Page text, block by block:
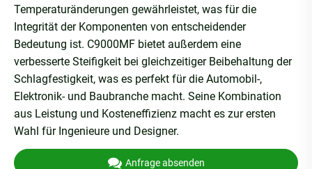
Temperaturänderungen gewährleistet, was für die
Integrität der Komponenten von entscheidender
Bedeutung ist. C9000MF bietet außerdem eine
verbesserte Steifigkeit bei gleichzeitiger Beibehaltung der
Schlagfestigkeit, was es perfekt für die Automobil-,
Elektronik- und Baubranche macht. Seine Kombination
aus Leistung und Kosteneffizienz macht es zur ersten
Wahl für Ingenieure und Designer.
Anfrage absenden